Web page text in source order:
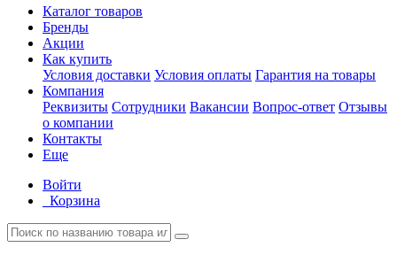
Каталог товаров
Бренды
Акции
Как купить
Условия доставки Условия оплаты Гарантия на товары
Компания
Реквизиты Сотрудники Вакансии Вопрос-ответ Отзывы
о компании
Контакты
Еще
Войти
Корзина